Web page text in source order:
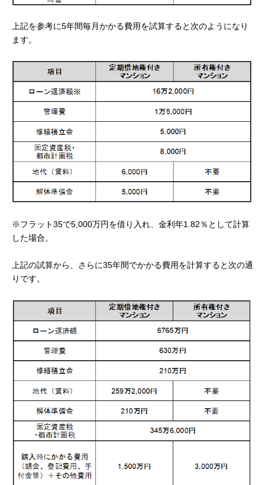
上記を参考に5年間毎月かかる費用を試算すると次のようになり
ます。
※フラット35で5,000万円を借り入れ、金利年1.82％として計算
した場合。
上記の試算から、さらに35年間でかかる費用を計算すると次の通
りです。